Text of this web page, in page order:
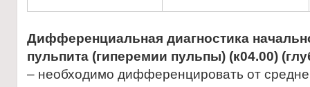
Дифференциальная диагностика
пульпита (гиперемии пульпы) (к04.00)
– необходимо дифференцировать от